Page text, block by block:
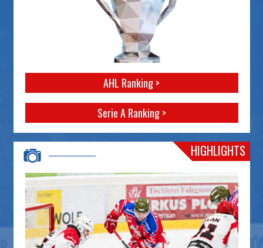
AHL Ranking >
Serie A Ranking >
HIGHLIGHTS